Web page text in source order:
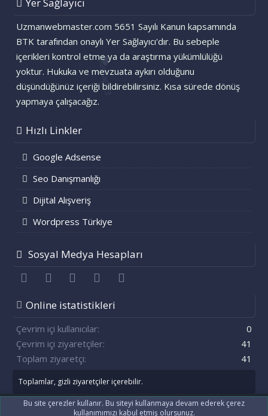
Yer Sağlayıcı
Uzmanwebmaster.com 5651 Sayılı Kanun kapsamında
BTK tarafından onaylı Yer Sağlayıcı'dır. Bu sebeple
içerikleri kontrol etme ya da araştırma yükümlülüğü
yoktur. Hukuka ve mevzuata aykırı olduğunu
düşündüğünüz içeriği bildirebilirsiniz. Kısa sürede dönüş
yapmaya çalışacağız.
Hızlı Linkler
Google Adsense
Seo Danışmanlığı
Dijital Alışveriş
Wordpress Türkiye
Sosyal Medya Hesapları
FacebookTwitter youtubeBize ulaşın
Online istatistikleri
Çevrim içi kullanıcılar
0
Çevrim içi ziyaretçiler
41
Toplam ziyaretçi
41
Toplamlar, gizli ziyaretçiler içerebilir.
Community platform by XenForo® © 2010-2021 XenForo Ltd.
Bu site çerezler kullanır. Bu siteyi kullanmaya devam ederek çerez
kullanımımızı kabul etmiş olursunuz.